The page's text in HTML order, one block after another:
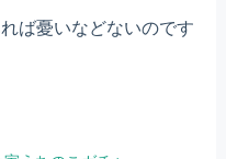
ば憂いなどないのです